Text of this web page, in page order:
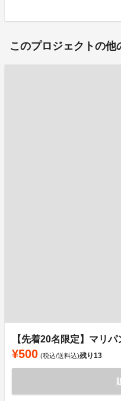
このプロジェクトの他
【先着20名限定】マリ
¥500 (税込/送料込)残り13